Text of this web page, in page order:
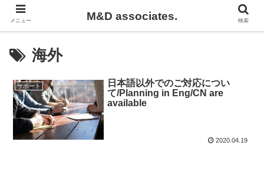
海外
サポート
日本語以外でのご対応につい
て/Planning in Eng/CN are
available
2020.04.19
メニュー M&D associates. 検索